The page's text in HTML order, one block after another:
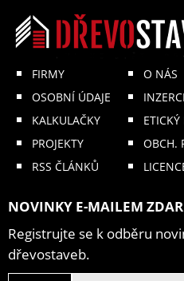
FIRMY
OSOBNÍ ÚDAJE
KALKULAČKY
PROJEKTY
RSS ČLÁNKŮ
O NÁS
OBCH.
NOVINKY E-MAILEM
Registrujte se k odběru
dřevostaveb.